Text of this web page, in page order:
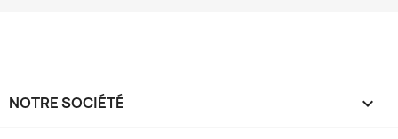
NOTRE SOCIÉTÉ 